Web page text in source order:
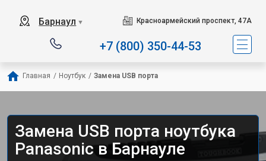
Барнаул ▼ Красноармейский проспект, 47А
+7 (800) 350-44-53
Главная / Ноутбук / Замена USB порта
Замена USB порта ноутбука
Panasonic в Барнауле